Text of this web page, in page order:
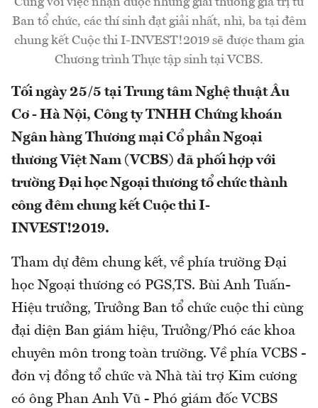
Ban tổ chức, các thí sinh đạt giải nhất, nhì, ba tại đêm
chung kết Cuộc thi I-INVEST!2019 sẽ được tham gia
Chương trình Thực tập sinh tại VCBS.
Tối ngày 25/5 tại Trung tâm Nghệ thuật Âu
Cơ - Hà Nội, Công ty TNHH Chứng khoán
Ngân hàng Thương mại Cổ phần Ngoại
thương Việt Nam (VCBS) đã phối hợp với
trường Đại học Ngoại thương tổ chức thành
công đêm chung kết Cuộc thi I-
INVEST!2019.
Tham dự đêm chung kết, về phía trường Đại
học Ngoại thương có PGS,TS. Bùi Anh Tuấn-
Hiệu trưởng, Trưởng Ban tổ chức cuộc thi cùng
đại diện Ban giám hiệu, Trưởng/Phó các khoa
chuyên môn trong toàn trường. Về phía VCBS -
đơn vị đồng tổ chức và Nhà tài trợ Kim cương
có ông Phan Anh Vũ - Phó giám đốc VCBS